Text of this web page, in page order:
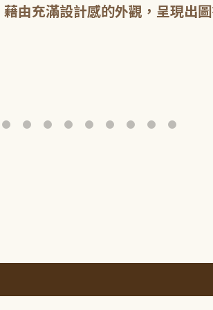
由充滿設計感的外觀，呈現出圖